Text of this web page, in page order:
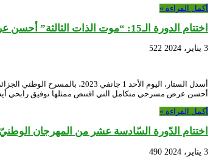
أكمل القراءة »
اختتام الدورة الـ15: “موت الذات الثالثة” أحسن عرض مسرحي متكامل
3 يناير، 2024 522
أسدل الستار، اليوم الأحد
أحسن عرض مسرحي متكامل التي اقتنص ممثلها توفيق رابحي
أكمل القراءة »
اختتام الدّورة السّادسة عشر من المهرجان
3 يناير، 2024 490